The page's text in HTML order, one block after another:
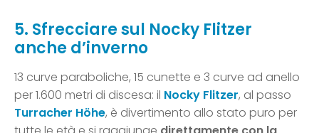
5. Sfrecciare sul Nocky Flitzer
anche d’inverno
13 curve paraboliche, 15 cunette e 3 curve ad anello
per 1.600 metri di discesa: il Nocky Flitzer, al passo
Turracher Höhe, è divertimento allo stato puro per